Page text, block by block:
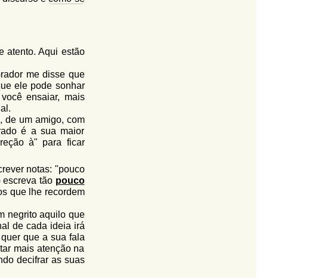
atento. Aqui estão
me disse que
ele pode sonhar
ensaiar, mais
de um amigo, com
é a sua maior
à" para ficar
notas: "pouco
escreva tão pouco
que lhe recordem
negrito aquilo que
de cada ideia irá
que a sua fala
mais atenção na
decifrar as suas